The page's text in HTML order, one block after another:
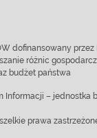
dofinansowany
różnic
budżet państwa
Informacji – jednostka
prawa